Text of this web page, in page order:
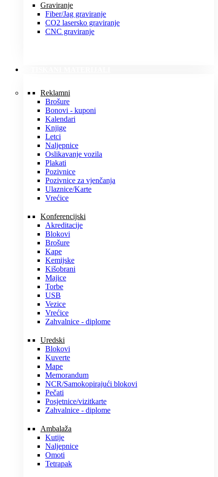
Graviranje
Fiber/Jag graviranje
CO2 lasersko graviranje
CNC graviranje
Reklamni
Brošure
Bonovi - kuponi
Kalendari
Knjige
Letci
Naljepnice
Oslikavanje vozila
Plakati
Pozivnice
Pozivnice za vjenčanja
Ulaznice/Karte
Vrećice
Konferencijski
Akreditacije
Blokovi
Brošure
Kape
Kemijske
Kišobrani
Majice
Torbe
USB
Vezice
Vrećice
Zahvalnice - diplome
Uredski
Blokovi
Kuverte
Mape
Memorandum
NCR/Samokopirajući blokovi
Pečati
Posjetnice/vizitkarte
Zahvalnice - diplome
Ambalaža
Kutije
Naljepnice
Omoti
Tetrapak